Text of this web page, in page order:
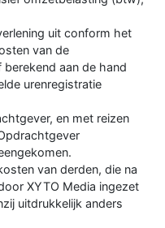
uit conform het
van de
aan de hand
urenregistratie
en met reizen
van derden, die na
XYTO Media ingezet
uitdrukkelijk anders